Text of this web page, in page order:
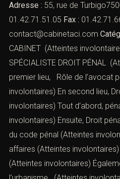
Adresse : 55, rue de
01.42.71.51.05 Fax :
contact@cabinetaci.com
CABINET (Atteintes
SPÉCIALISTE DROIT PÉNAL
premier lieu,
Rôle de l’avocat
involontaires) En second lieu,
involontaires) Tout d’abord,
involontaires) Ensuite, Droit
du code pénal (Atteintes
affaires (Atteintes involontaires)
(Atteintes involontaires)